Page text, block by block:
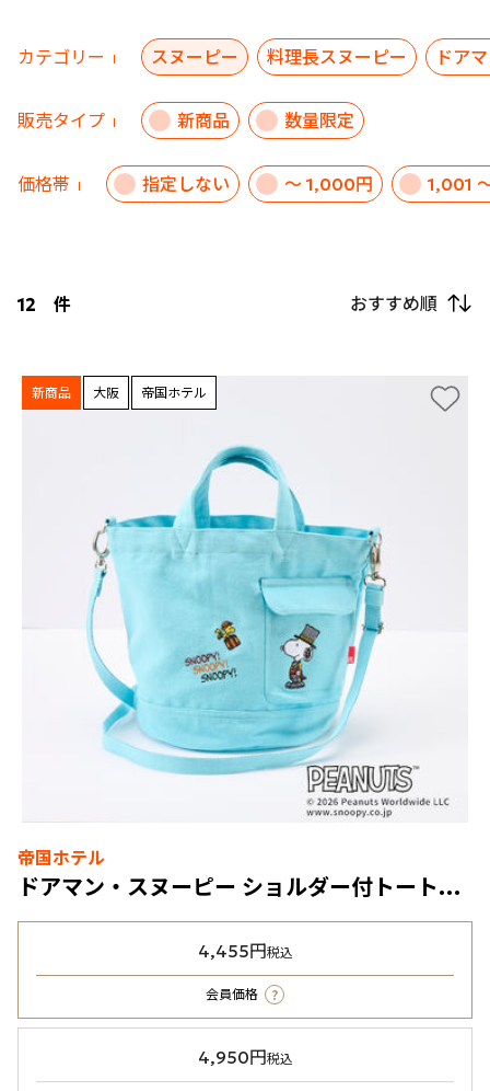
カテゴリー スヌーピー 料理長スヌーピー ドア
販売タイプ 新商品 数量限定
価格帯 指定しない ～ 1,000円 1,001
12 件 おすすめ順
新商品 大阪 帝国ホテル
帝国ホテル
ドアマン・スヌーピー ショルダー付トートバッグ 水色（小）
4,455円税込
会員価格 ?
4,950円税込